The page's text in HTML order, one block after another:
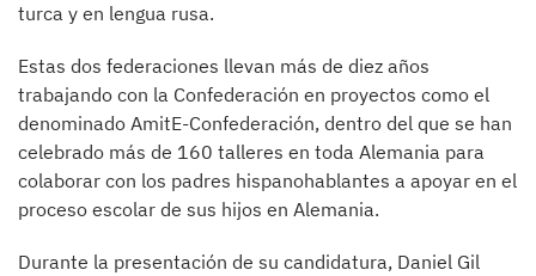
turca y en lengua rusa.
Estas dos federaciones llevan más de diez años
trabajando con la Confederación en proyectos como el
denominado AmitE-Confederación, dentro del que se han
celebrado más de 160 talleres en toda Alemania para
colaborar con los padres hispanohablantes a apoyar en el
proceso escolar de sus hijos en Alemania.
Durante la presentación de su candidatura, Daniel Gil